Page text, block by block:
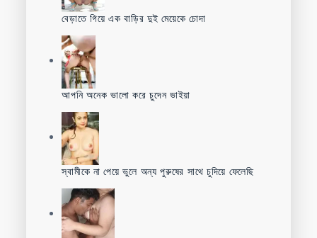
বেড়াতে গিয়ে এক বাড়ির দুই মেয়েকে চোদা
আপনি অনেক ভালো করে চুদেন ভাইয়া
স্বামীকে না পেয়ে ভুলে অন্য পুরুষের সাথে চুদিয়ে ফেলেছি